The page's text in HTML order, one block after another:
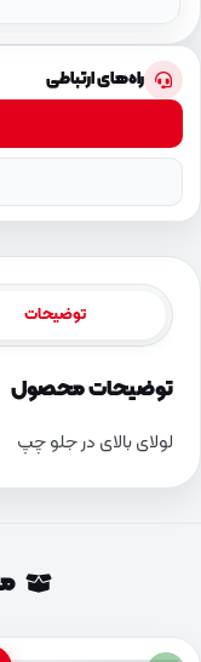
راه‌های ارتباطی
توضیحات
توضیحات محصول
لولای بالای در جلو چپ